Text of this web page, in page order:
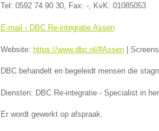
Tel: 0592 74 90 30, Fax: -, KvK: 01085053
E-mail › DBC Re-integratie Assen
Website: https://www.dbc.nl/#Assen|
DBC behandelt en begeleidt mensen die
Diensten: DBC Re-integratie - Specialist in
Er wordt gewerkt op afspraak.